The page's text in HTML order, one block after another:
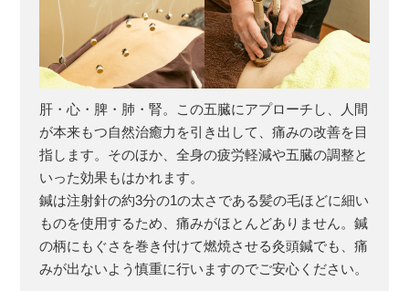
肝・心・脾・肺・腎。この五臓にアプローチし、人間
が本来もつ自然治癒力を引き出して、痛みの改善を目
指します。そのほか、全身の疲労軽減や五臓の調整と
いった効果もはかれます。
鍼は注射針の約3分の1の太さである髪の毛ほどに細い
ものを使用するため、痛みがほとんどありません。鍼
の柄にもぐさを巻き付けて燃焼させる灸頭鍼でも、痛
みが出ないよう慎重に行いますのでご安心ください。